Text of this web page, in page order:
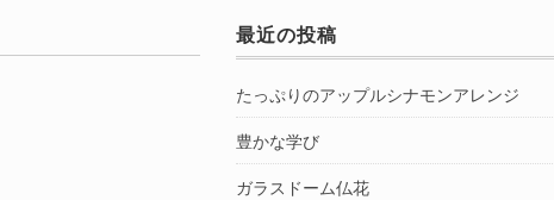
最近の投稿
たっぷりのアップルシナモンアレンジ
豊かな学び
ガラスドーム仏花